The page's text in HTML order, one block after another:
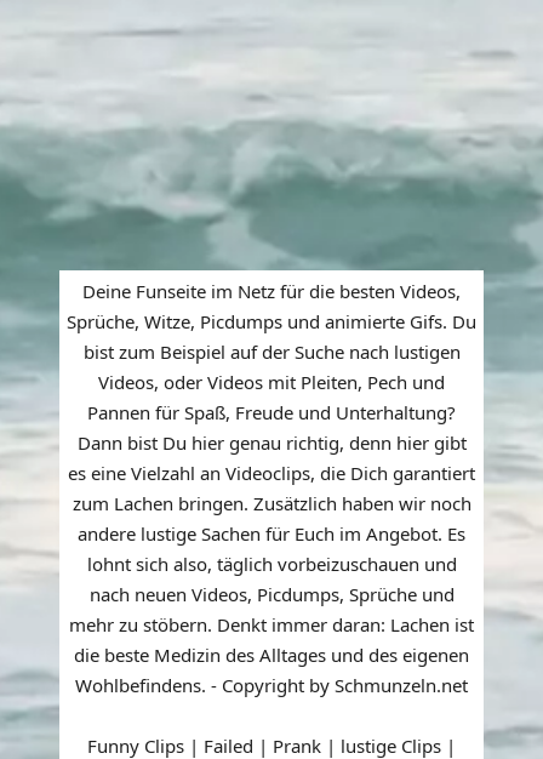
Deine Funseite im Netz für die besten Videos,
Sprüche, Witze, Picdumps und animierte Gifs. Du
bist zum Beispiel auf der Suche nach lustigen
Videos, oder Videos mit Pleiten, Pech und
Pannen für Spaß, Freude und Unterhaltung?
Dann bist Du hier genau richtig, denn hier gibt
es eine Vielzahl an Videoclips, die Dich garantiert
zum Lachen bringen. Zusätzlich haben wir noch
andere lustige Sachen für Euch im Angebot. Es
lohnt sich also, täglich vorbeizuschauen und
nach neuen Videos, Picdumps, Sprüche und
mehr zu stöbern. Denkt immer daran: Lachen ist
die beste Medizin des Alltages und des eigenen
Wohlbefindens. - Copyright by Schmunzeln.net
Funny Clips | Failed | Prank | lustige Clips |